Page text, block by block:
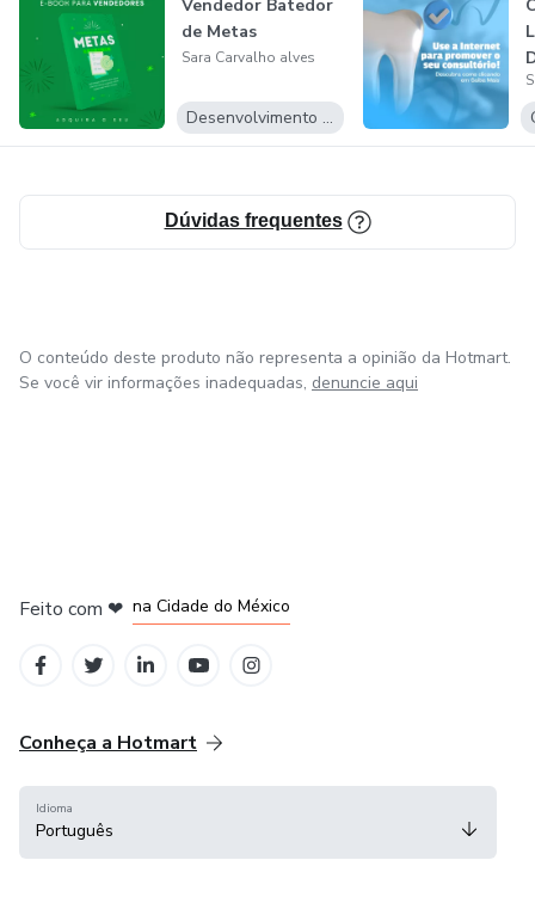
Vendedor Batedor
de Metas
Sara Carvalho alves
Desenvolvimento Pessoal
Dúvidas frequentes
O conteúdo deste produto não representa a opinião da Hotmart.
Se você vir informações inadequadas, denuncie aqui
Feito com ❤ na Cidade do México
Conheça a Hotmart
Idioma
Português